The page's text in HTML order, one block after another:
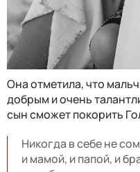
Она отметила, что
добрым и очень
сын сможет покорить
Никогда в себе не
и мамой, и папой, и